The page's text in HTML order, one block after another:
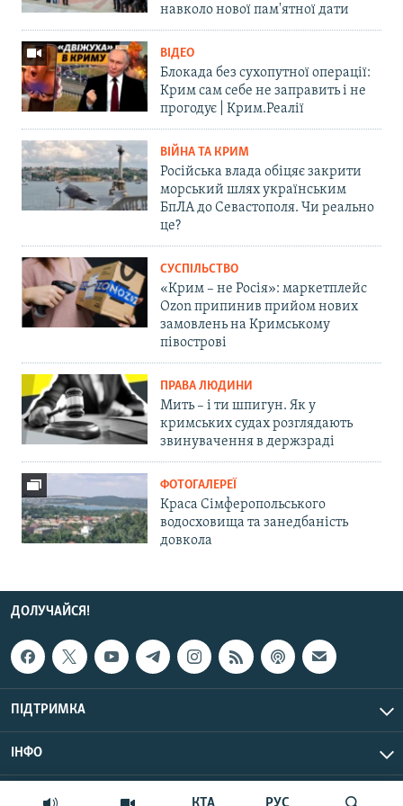
навколо нової пам'ятної дати
ВІДЕО
Блокада без сухопутної операції:
Крим сам себе не заправить і не
прогодує | Крим.Реалії
ВІЙНА ТА КРИМ
Російська влада обіцяє закрити
морський шлях українським
БпЛА до Севастополя. Чи реально
це?
СУСПІЛЬСТВО
«Крим – не Росія»: маркетплейс
Ozon припинив прийом нових
замовлень на Кримському
півострові
ПРАВА ЛЮДИНИ
Мить – і ти шпигун. Як у
кримських судах розглядають
звинувачення в держзраді
ФОТОГАЛЕРЕЇ
Краса Сімферопольського
водосховища та занедбаність
довкола
ДОЛУЧАЙСЯ!
ПІДТРИМКА
ІНФО
© Крим.Реалії, 2026 | Усі права застережено.